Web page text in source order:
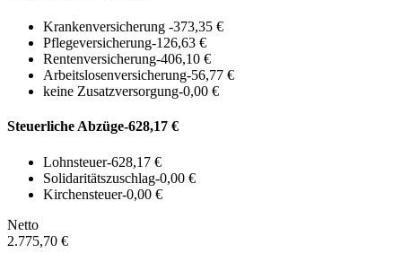
Krankenversicherung -373,35 €
Pflegeversicherung-126,63 €
Rentenversicherung-406,10 €
Arbeitslosenversicherung-56,77 €
keine Zusatzversorgung-0,00 €
Steuerliche Abzüge-628,17 €
Lohnsteuer-628,17 €
Solidaritätszuschlag-0,00 €
Kirchensteuer-0,00 €
Netto
2.775,70 €